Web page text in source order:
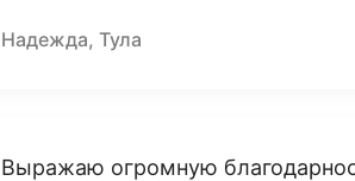
Надежда, Тула
Выражаю огромную